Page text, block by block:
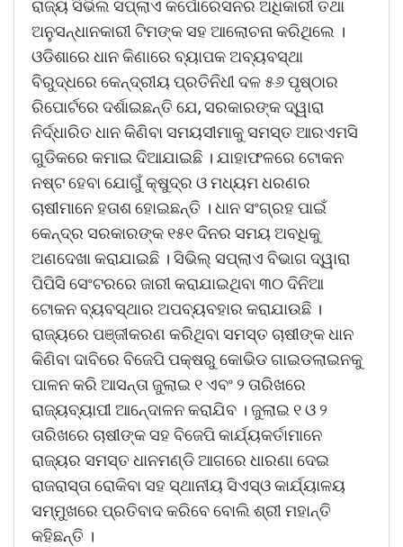
ରାଜ୍ୟ ସିଭିଲ ସପ୍ଲାଏ କର୍ପୋରେସନର ଅଧିକାରୀ ତଥା
ଅନୁସନ୍ଧାନକାରୀ ଟିମଙ୍କ ସହ ଆଲୋଚନା କରିଥିଲେ ।
ଓଡିଶାରେ ଧାନ କିଣାରେ ବ୍ୟାପକ ଅବ୍ୟବସ୍ଥା
ବିରୁଦ୍ଧରେ କେନ୍ଦ୍ରୀୟ ପ୍ରତିନିଧୀ ଦଳ ୫୬ ପୃଷ୍ଠାର
ରିପୋର୍ଟରେ ଦର୍ଶାଇଛନ୍ତି ଯେ, ସରକାରଙ୍କ ଦ୍ୱାରା
ନିର୍ଦ୍ଧାରିତ ଧାନ କିଣିବା ସମୟସୀମାକୁ ସମସ୍ତ ଆରଏମସି
ଗୁଡିକରେ କମାଇ ଦିଆଯାଇଛି । ଯାହାଫଳରେ ଟୋକନ
ନଷ୍ଟ ହେବା ଯୋଗୁଁ କ୍ଷୁଦ୍ର ଓ ମଧ୍ୟମ ଧରଣର
ଚାଷୀମାନେ ହତାଶ ହୋଇଛନ୍ତି । ଧାନ ସଂଗ୍ରହ ପାଇଁ
କେନ୍ଦ୍ର ସରକାରଙ୍କ ୧୫୧ ଦିନର ସମୟ ଅବଧିକୁ
ଅଣଦେଖା କରାଯାଇଛି । ସିଭିଲ୍ ସପ୍ଲାଏ ବିଭାଗ ଦ୍ୱାରା
ପିପିସି ସେଂଟରରେ ଜାରୀ କରାଯାଇଥିବା ୩୦ ଦିନିଆ
ଟୋକନ ବ୍ୟବସ୍ଥାର ଅପବ୍ୟବହାର କରାଯାଉଛି ।
ରାଜ୍ୟରେ ପଞ୍ଜୀକରଣ କରିଥିବା ସମସ୍ତ ଚାଷୀଙ୍କ ଧାନ
କିଣିବା ଦାବିରେ ବିଜେପି ପକ୍ଷରୁ କୋଭିଡ ଗାଇଡଲାଇନକୁ
ପାଳନ କରି ଆସନ୍ତା ଜୁଲାଇ ୧ ଏବଂ ୨ ତାରିଖରେ
ରାଜ୍ୟବ୍ୟାପୀ ଆନେ୍ଦାଳନ କରାଯିବ । ଜୁଲାଇ ୧ ଓ ୨
ତାରିଖରେ ଚାଷୀଙ୍କ ସହ ବିଜେପି କାର୍ଯ୍ୟକର୍ତାମାନେ
ରାଜ୍ୟର ସମସ୍ତ ଧାନମଣ୍ଡି ଆଗରେ ଧାରଣା ଦେଇ
ରାଜରାସ୍ତା ରୋକିବା ସହ ସ୍ଥାନୀୟ ସିଏସ୍ଓ କାର୍ଯ୍ୟାଳୟ
ସମ୍ମୁଖରେ ପ୍ରତିବାଦ କରିବେ ବୋଲି ଶ୍ରୀ ମହାନ୍ତି
କହିଛନ୍ତି ।